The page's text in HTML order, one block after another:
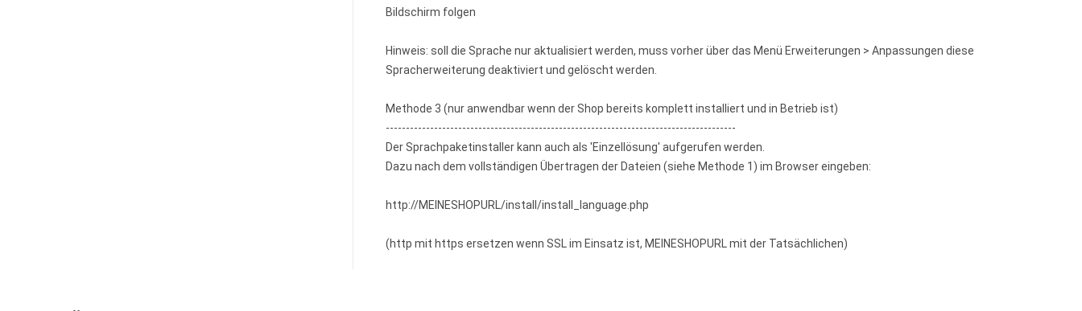
Bildschirm folgen
Hinweis: soll die Sprache nur aktualisiert werden, muss vorher über das Menü Erweiterungen > Anpassungen diese
Spracherweiterung deaktiviert und gelöscht werden.
Methode 3 (nur anwendbar wenn der Shop bereits komplett installiert und in Betrieb ist)
---------------------------------------------------------------------------------------
Der Sprachpaketinstaller kann auch als 'Einzellösung' aufgerufen werden.
Dazu nach dem vollständigen Übertragen der Dateien (siehe Methode 1) im Browser eingeben:
http://MEINESHOPURL/install/install_language.php
(http mit https ersetzen wenn SSL im Einsatz ist, MEINESHOPURL mit der Tatsächlichen)